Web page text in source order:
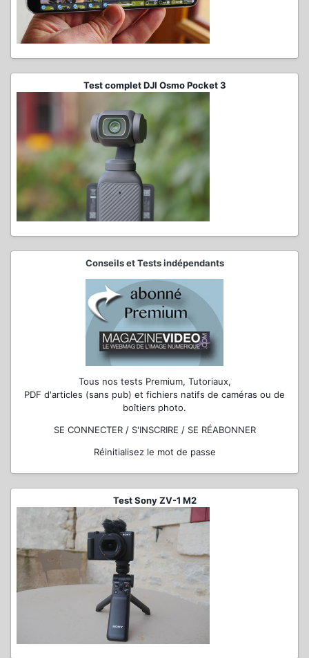
Test complet DJI Osmo Pocket 3
Conseils et Tests indépendants
Tous nos tests Premium, Tutoriaux,
PDF d'articles (sans pub) et fichiers natifs de caméras ou de
boîtiers photo.
SE CONNECTER / S'INSCRIRE / SE RÉABONNER
Réinitialisez le mot de passe
Test Sony ZV-1 M2